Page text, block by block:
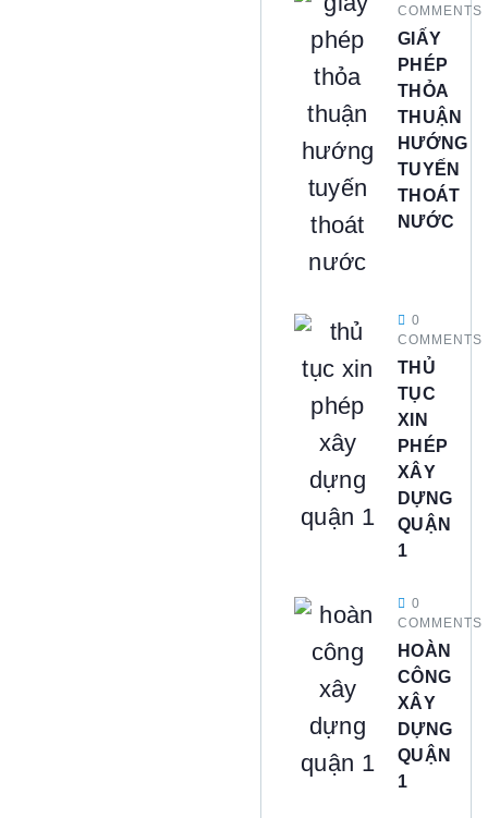
COMMENTS
GIẤY
PHÉP
THỎA
THUẬN
HƯỚNG
TUYẾN
THOÁT
NƯỚC
0
COMMENTS
THỦ
TỤC
XIN
PHÉP
XÂY
DỰNG
QUẬN
1
0
COMMENTS
HOÀN
CÔNG
XÂY
DỰNG
QUẬN
1